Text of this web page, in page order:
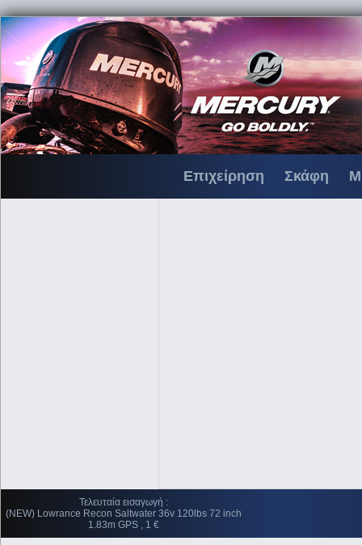
Επιχείρηση Σκάφη
Τελευταία εισαγωγή :
(NEW) Lowrance Recon Saltwater 36v 120lbs 72 inch
1.83m GPS , 1 €